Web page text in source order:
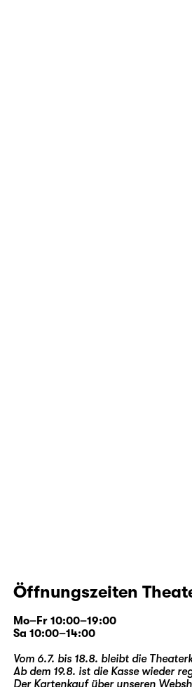
Öffnungszeiten
Mo–Fr 10:00–19:00
Sa 10:00–14:00
Vom 6.7. bis 18.8. bleibt die
Ab dem 19.8. ist die Kasse wieder
Der Kartenkauf über unseren